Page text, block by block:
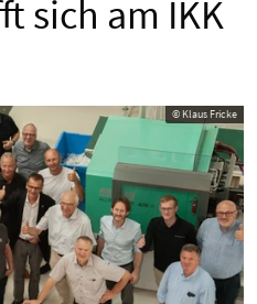
sich am IKK
© Klaus Fricke